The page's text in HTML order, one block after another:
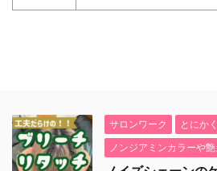
サロンワーク
とにか
ノンジアミンカラーや